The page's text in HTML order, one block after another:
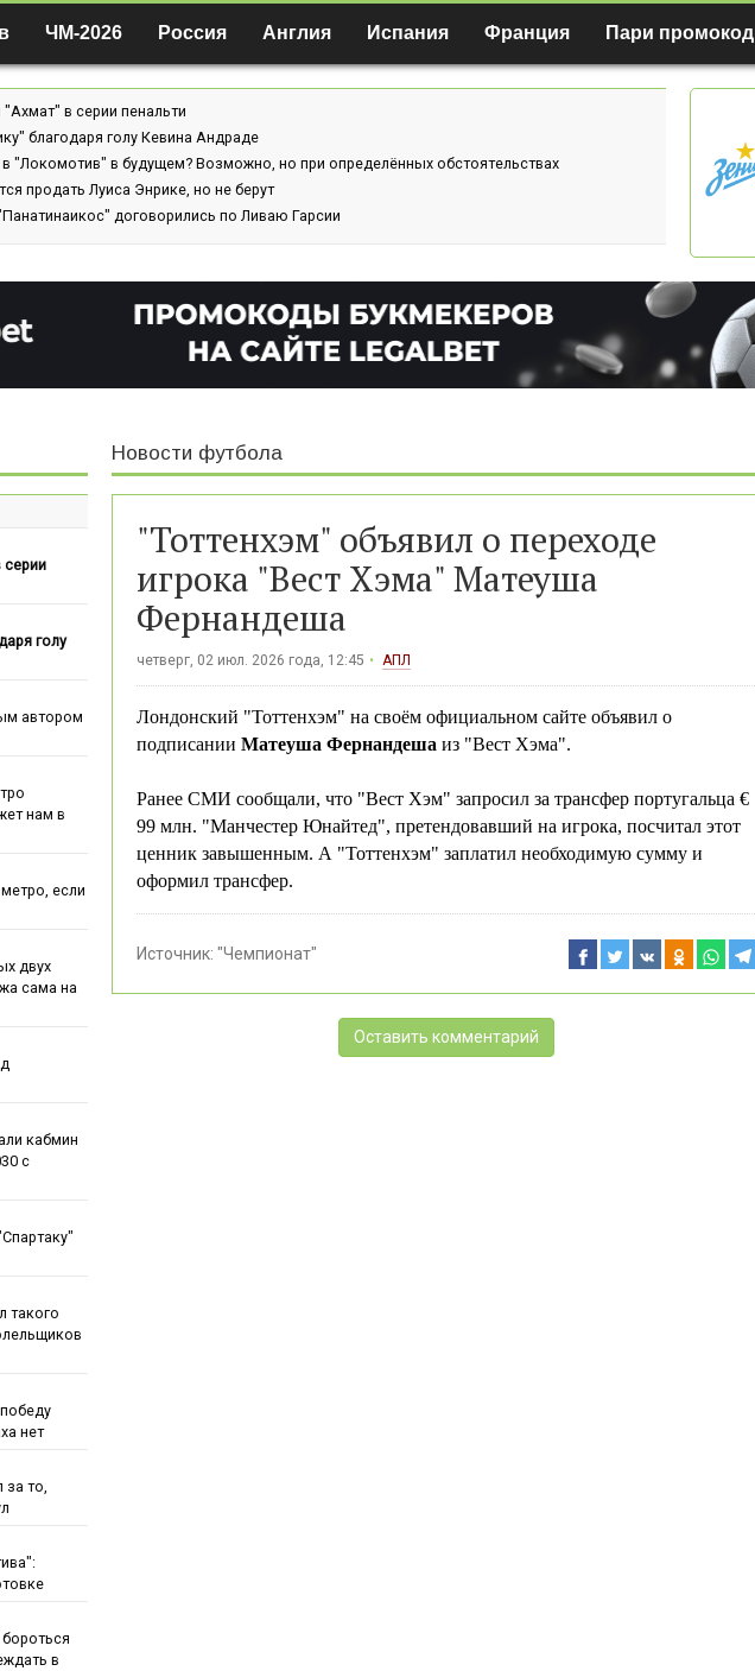
ЧМ-2026 Россия Англия Испания Франция Пари промокод
в серии пенальти
благодаря голу Кевина Андраде
"Локомотив" в будущем? Возможно, но при определённых обстоятельствах
продать Луиса Энрике, но не берут
договорились по Ливаю Гарсии
Новости футбола
"Тоттенхэм" объявил о переходе
игрока "Вест Хэма" Матеуша
Фернандеша
четверг, 02 июл. 2026 года, 12:45 АПЛ
Лондонский "Тоттенхэм" на своём официальном сайте объявил о
подписании Матеуша Фернандеша из "Вест Хэма".
Ранее СМИ сообщали, что "Вест Хэм" запросил за трансфер португальца €
99 млн. "Манчестер Юнайтед", претендовавший на игрока, посчитал этот
ценник завышенным. А "Тоттенхэм" заплатил необходимую сумму и
оформил трансфер.
Источник: "Чемпионат"
Оставить комментарий
серии
голу
автором
нам в
если
двух
сама на
кабмин
с
такого
нет
за то,
в